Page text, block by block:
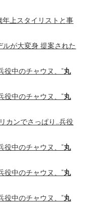
年上スタイリストと事
ルが大変身 提案された
役中のチャウヌ、“丸
役中のチャウヌ、“丸
カンでさっぱり…兵役
役中のチャウヌ、“丸
役中のチャウヌ、“丸
役中のチャウヌ、“丸